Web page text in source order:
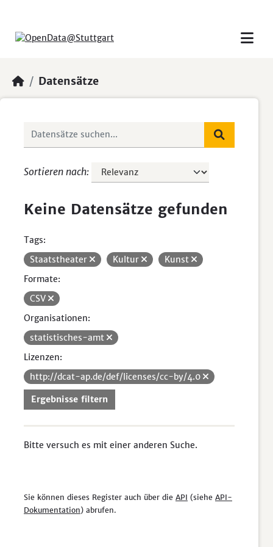
Datensätze
Sortieren nach
Keine Datensätze gefunden
Tags:
Staatstheater
Kultur
Kunst
Formate:
CSV
Organisationen:
statistisches-amt
Lizenzen:
http://dcat-ap.de/def/licenses/cc-by/4.0
Ergebnisse filtern
Bitte versuch es mit einer anderen Suche.
Sie können dieses Register auch über die API (siehe API-
Dokumentation) abrufen.